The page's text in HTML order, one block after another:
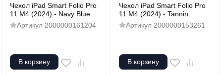
Чехол iPad Smart Folio Pro
11 M4 (2024) - Navy Blue
Артикул 2000000161204
В корзину
Чехол iPad Smart Folio Pro
11 M4 (2024) - Tannin
Артикул 2000000153261
В корзину